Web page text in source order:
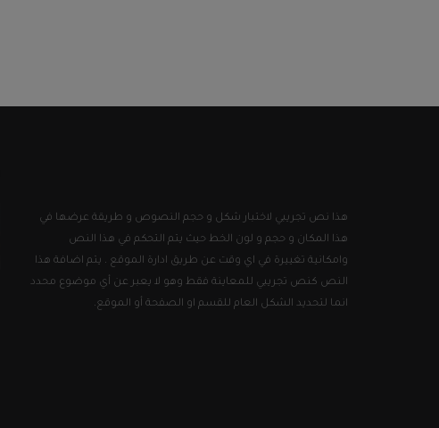
هذا نص تجريبي لاختبار شكل و حجم النصوص و طريقة عرضها في
هذا المكان و حجم و لون الخط حيث يتم التحكم في هذا النص
وامكانية تغييرة في اي وقت عن طريق ادارة الموقع . يتم اضافة هذا
النص كنص تجريبي للمعاينة فقط وهو لا يعبر عن أي موضوع محدد
انما لتحديد الشكل العام للقسم او الصفحة أو الموقع.